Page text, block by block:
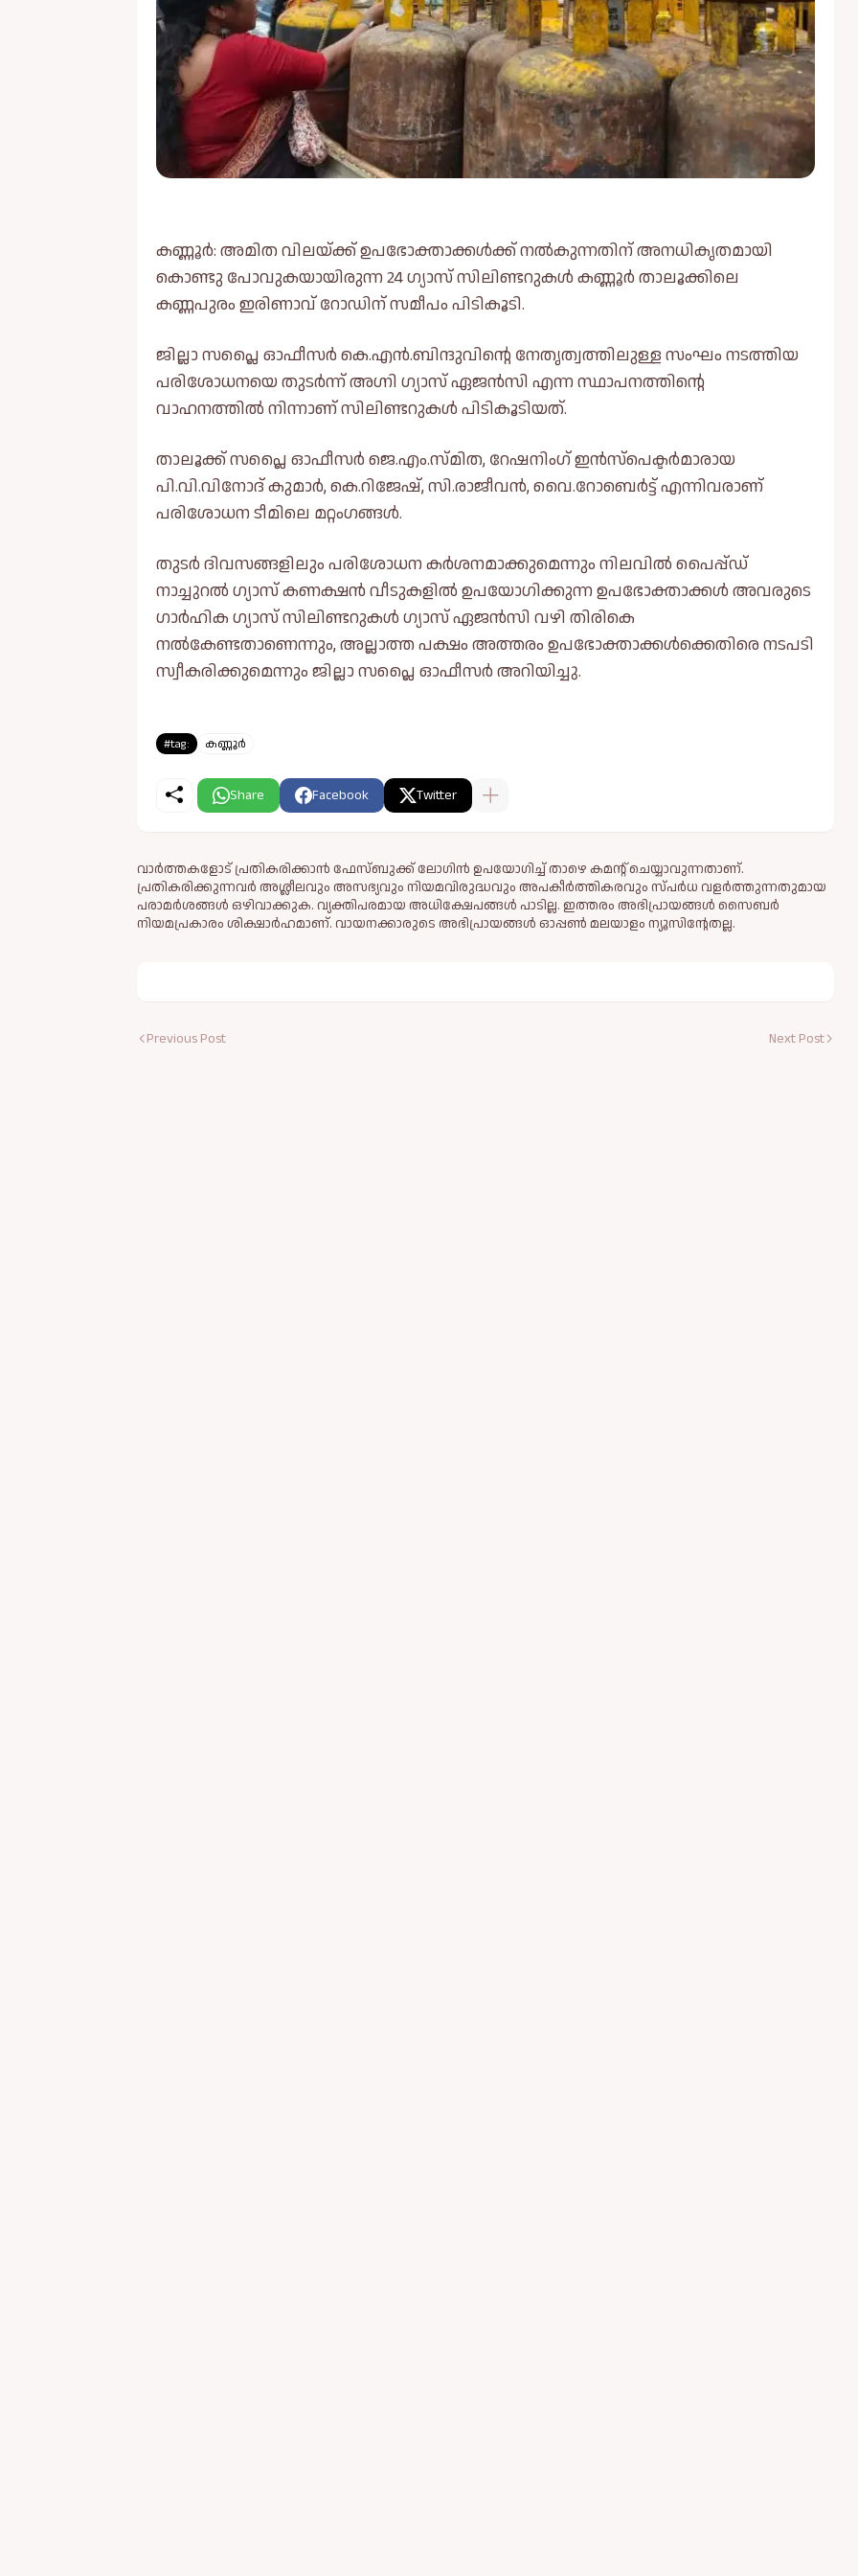
കണ്ണൂർ: അമിത വിലയ്ക്ക് ഉപഭോക്താക്കള്‍ക്ക് നല്‍കുന്നതിന് അനധികൃതമായി
കൊണ്ടു പോവുകയായിരുന്ന 24 ഗ്യാസ് സിലിണ്ടറുകള്‍ കണ്ണൂർ താലൂക്കിലെ
കണ്ണപുരം ഇരിണാവ് റോഡിന് സമീപം പിടികൂടി.
ജില്ലാ സപ്ലൈ ഓഫീസർ കെ.എൻ.ബിന്ദുവിന്റെ നേതൃത്വത്തിലുള്ള സംഘം നടത്തിയ
പരിശോധനയെ തുടർന്ന് അഗ്നി ഗ്യാസ് ഏജൻസി എന്ന സ്ഥാപനത്തിന്റെ
വാഹനത്തില്‍ നിന്നാണ് സിലിണ്ടറുകള്‍ പിടികൂടിയത്.
താലൂക്ക് സപ്ലൈ ഓഫീസർ ജെ.എം.സ്മിത, റേഷനിംഗ് ഇൻസ്‌പെക്ടർമാരായ
പി.വി.വിനോദ് കുമാർ, കെ.റിജേഷ്, സി.രാജീവൻ, വൈ.റോബെർട്ട് എന്നിവരാണ്
പരിശോധന ടീമിലെ മറ്റംഗങ്ങള്‍.
തുടർ ദിവസങ്ങളിലും പരിശോധന കർശനമാക്കുമെന്നും നിലവില്‍ പൈപ്പ്ഡ്
നാച്ചുറല്‍ ഗ്യാസ് കണക്ഷൻ വീടുകളില്‍ ഉപയോഗിക്കുന്ന ഉപഭോക്താക്കള്‍ അവരുടെ
ഗാർഹിക ഗ്യാസ് സിലിണ്ടറുകള്‍ ഗ്യാസ് ഏജൻസി വഴി തിരികെ
നല്‍കേണ്ടതാണെന്നും, അല്ലാത്ത പക്ഷം അത്തരം ഉപഭോക്താക്കള്‍ക്കെതിരെ നടപടി
സ്വീകരിക്കുമെന്നും ജില്ലാ സപ്ലൈ ഓഫീസർ അറിയിച്ചു.
#tag: കണ്ണൂർ
Share Facebook Twitter
വാർത്തകളോട് പ്രതികരിക്കാൻ ഫേസ്ബുക്ക് ലോഗിൻ ഉപയോഗിച്ച് താഴെ കമന്റ് ചെയ്യാവുന്നതാണ്.
പ്രതികരിക്കുന്നവര്‍ അശ്ലീലവും അസഭ്യവും നിയമവിരുദ്ധവും അപകീര്‍ത്തികരവും സ്പര്‍ധ വളര്‍ത്തുന്നതുമായ
പരാമര്‍ശങ്ങള്‍ ഒഴിവാക്കുക. വ്യക്തിപരമായ അധിക്ഷേപങ്ങള്‍ പാടില്ല. ഇത്തരം അഭിപ്രായങ്ങള്‍ സൈബര്‍
നിയമപ്രകാരം ശിക്ഷാര്‍ഹമാണ്. വായനക്കാരുടെ അഭിപ്രായങ്ങള്‍ ഓപ്പൺ മലയാളം ന്യൂസിന്റേതല്ല.
Previous Post Next Post